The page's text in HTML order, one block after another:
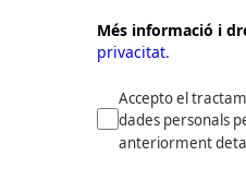
Més informació i
privacitat.
Accepto el
dades personals
anteriorment